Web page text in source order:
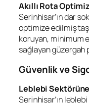
Akıllı Rota
Serinhisar’ın dar
optimize edilmiş
koruyan, minimum
sağlayan güzergah
Güvenlik ve
Leblebi
Serinhisar’ın